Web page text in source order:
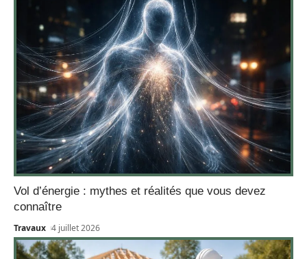
Vol d’énergie : mythes et réalités que vous devez
connaître
Travaux 4 juillet 2026